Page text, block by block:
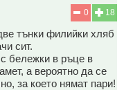
18
0
тънки филийки хляб
сит.
бележки в ръце в
а вероятно да се
за което нямат пари!